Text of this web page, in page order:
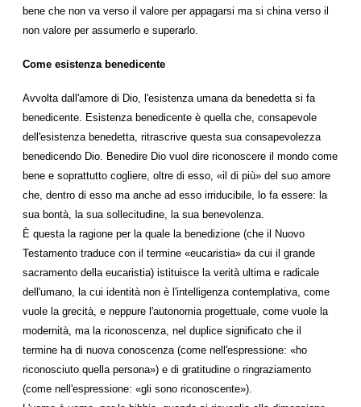
bene che non va verso il valore per appagarsi ma si china verso il
non valore per assumerlo e superarlo.
Come esistenza benedicente
Avvolta dall'amore di Dio, l'esistenza umana da benedetta si fa
benedicente. Esistenza benedicente è quella che, consapevole
dell'esistenza benedetta, ritrascrive questa sua consapevolezza
benedicendo Dio. Benedire Dio vuol dire riconoscere il mondo come
bene e soprattutto cogliere, oltre di esso, «il di più» del suo amore
che, dentro di esso ma anche ad esso irriducibile, lo fa essere: la
sua bontà, la sua sollecitudine, la sua benevolenza.
È questa la ragione per la quale la benedizione (che il Nuovo
Testamento traduce con il termine «eucaristia» da cui il grande
sacramento della eucaristia) istituisce la verità ultima e radicale
dell'umano, la cui identità non è l'intelligenza contemplativa, come
vuole la grecità, e neppure l'autonomia progettuale, come vuole la
modernità, ma la riconoscenza, nel duplice significato che il
termine ha di nuova conoscenza (come nell'espressione: «ho
riconosciuto quella persona») e di gratitudine o ringraziamento
(come nell'espressione: «gli sono riconoscente»).